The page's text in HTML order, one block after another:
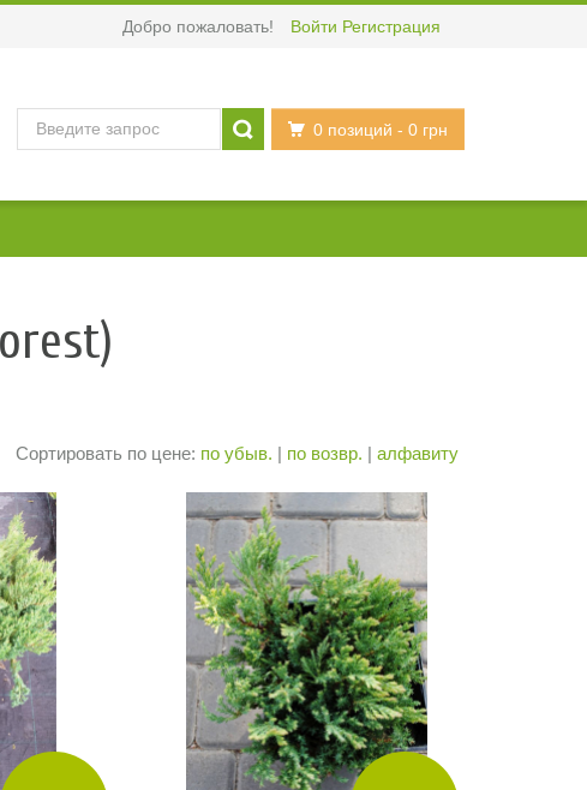
Добро пожаловать! Войти Регистрация
0 позиций - 0 грн
Сортировать по цене: по убыв. | по возвр. | алфавиту